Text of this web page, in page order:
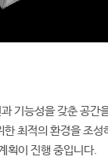
기능성을 갖춘 공간
최적의 환경을 조성
획이 진행 중입니다.